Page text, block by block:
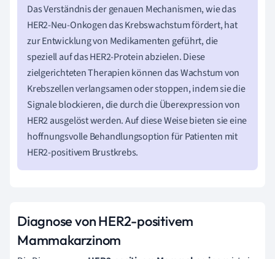
Das Verständnis der genauen Mechanismen, wie das
HER2-Neu-Onkogen das Krebswachstum fördert, hat
zur Entwicklung von Medikamenten geführt, die
speziell auf das HER2-Protein abzielen. Diese
zielgerichteten Therapien können das Wachstum von
Krebszellen verlangsamen oder stoppen, indem sie die
Signale blockieren, die durch die Überexpression von
HER2 ausgelöst werden. Auf diese Weise bieten sie eine
hoffnungsvolle Behandlungsoption für Patienten mit
HER2-positivem Brustkrebs.
Diagnose von HER2-positivem
Mammakarzinom